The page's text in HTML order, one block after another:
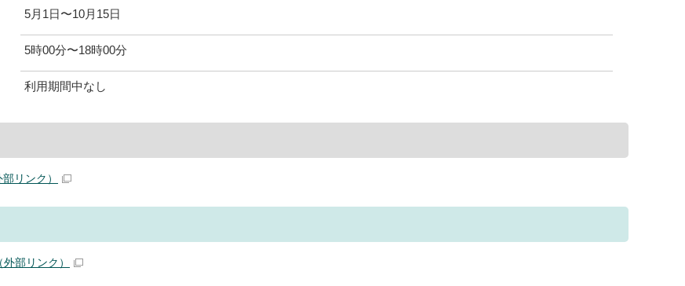
5月1日〜10月15日
5時00分〜18時00分
利用期間中なし
部リンク）
外部リンク）